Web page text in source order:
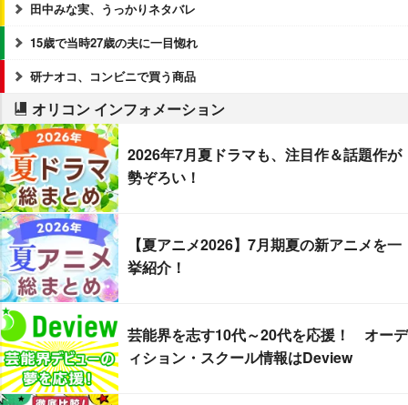
田中みな実、うっかりネタバレ
15歳で当時27歳の夫に一目惚れ
研ナオコ、コンビニで買う商品
オリコン インフォメーション
2026年7月夏ドラマも、注目作＆話題作が
勢ぞろい！
【夏アニメ2026】7月期夏の新アニメを一
挙紹介！
芸能界を志す10代～20代を応援！ オーデ
ィション・スクール情報はDeview